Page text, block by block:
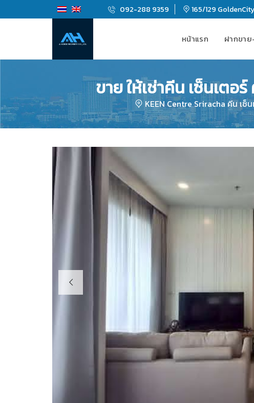
092-288 9359 165/129
หน้าแรก ฝากขาย
ขาย ให้เช่าคีน เซ็นเตอ
KEEN Centre Sriracha คีน เ